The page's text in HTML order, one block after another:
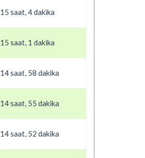
15 saat, 4 dakika
15 saat, 1 dakika
14 saat, 58 dakika
14 saat, 55 dakika
14 saat, 52 dakika